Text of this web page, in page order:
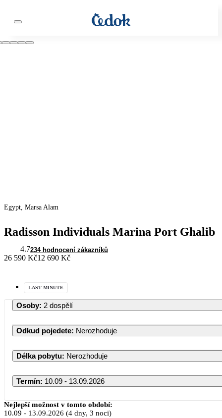
Egypt, Marsa Alam
Radisson Individuals Marina Port Ghalib
4.7234 hodnocení zákazníků
26 590 Kč12 690 Kč
LAST MINUTE
Osoby: 2 dospělí
Odkud pojedete: Nerozhoduje
Délka pobytu: Nerozhoduje
Termín: 10.09 - 13.09.2026
Nejlepší možnost v tomto období:
10.09 - 13.09.2026 (4 dny, 3 noci)